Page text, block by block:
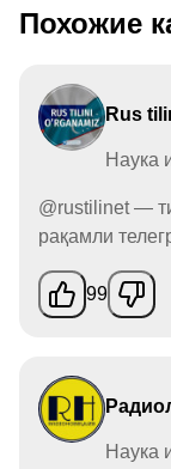
Похожие
Rus
Наука
@rustilinet —
рақамли
99
Наука